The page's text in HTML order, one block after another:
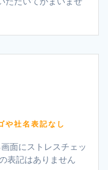
や社名表記なし
面にストレスチェッ
表記はありません